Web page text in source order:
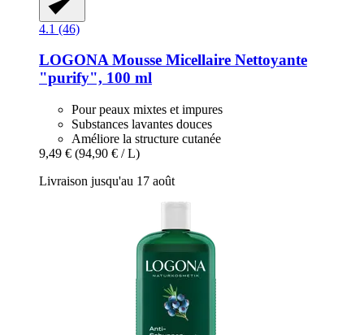
4.1 (46)
LOGONAMousse Micellaire Nettoyante
"purify", 100 ml
Pour peaux mixtes et impures
Substances lavantes douces
Améliore la structure cutanée
9,49 € (94,90 € / L)
Livraison jusqu'au 17 août